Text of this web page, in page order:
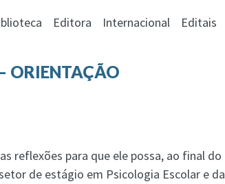
Editora Internacional Editais
ORIENTAÇÃO
reflexões para que ele possa, ao final do
de estágio em Psicologia Escolar e da